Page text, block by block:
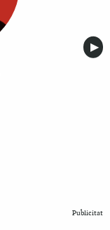
▶︎
Publicitat